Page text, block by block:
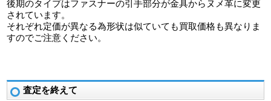
後期のタイプはファスナーの引手部分が金具からヌメ革に変更
されています。
それぞれ定価が異なる為形状は似ていても買取価格も異なりま
すのでご注意ください。
査定を終えて